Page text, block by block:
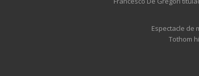
Espectacle de
Tothom